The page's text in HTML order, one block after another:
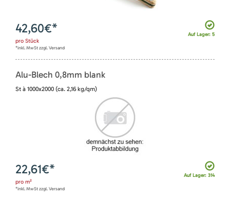
Auf Lager: 5
42,60€*
pro Stück
*inkl. MwSt zzgl. Versand
Alu-Blech 0,8mm blank
St à 1000x2000 (ca. 2,16 kg/qm)
Auf Lager: 314
22,61€*
pro m²
*inkl. MwSt zzgl. Versand